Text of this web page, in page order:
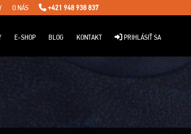
O NÁS +421 948 938 837
E-SHOP BLOG KONTAKT PRIHLÁSIŤ SA